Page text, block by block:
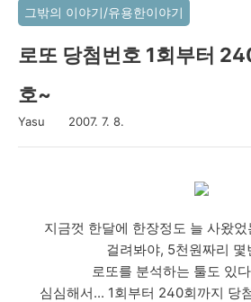
그밖의 이야기/유용한이야기
로또 당첨번호 1회부터
호~
Yasu 2007. 7. 8.
지금껏 한달에 한장정도 늘 사왔
걸려봐야, 5천원짜리 몇
로또를 분석하는 툴도 있
심심해서... 1회부터 240회까지 당